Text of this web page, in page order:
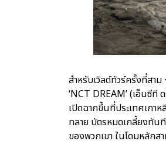
สำหรับเวิลด์ทัวร์ครั้งที่สา
‘NCT DREAM’ (เอ็นซี
เปิดฉากขึ้นที่ประเทศเก
ทลาย บัตรหมดเกลี้ยงทัน
ของพวกเขา ในโดมหลักส